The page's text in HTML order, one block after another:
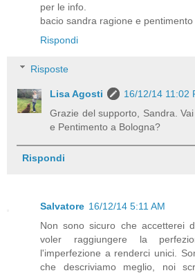
per le info.
bacio sandra ragione e pentimento
Rispondi
Risposte
Lisa Agosti
16/12/14 11:02
Grazie del supporto, Sandra.
e Pentimento a Bologna?
Rispondi
Salvatore 16/12/14 5:11 AM
Non sono sicuro che accetterei
voler raggiungere la
l'imperfezione a renderci unici.
che descriviamo meglio, noi